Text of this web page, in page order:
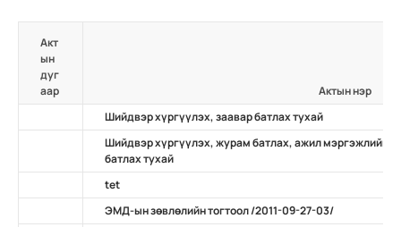
Акт
ын
дуг
аар
Актын нэр
Шийдвэр хүргүүлэх, заавар батлах тухай
Шийдвэр хүргүүлэх, журам батлах, ажил мэргэжлийн
батлах тухай
tet
ЭМД-ын зөвлөлийн тогтоол /2011-09-27-03/